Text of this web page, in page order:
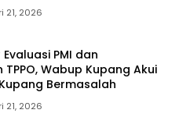
21, 2026
PMI dan
TPPO, Wabup Kupang Akui
Bermasalah
21, 2026